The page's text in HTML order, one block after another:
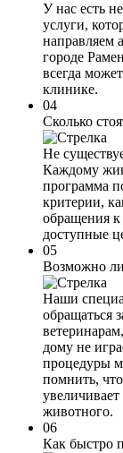
У нас есть
услуги,
направляем
городе
всегда
клинике.
04
Сколько
Не
Каждому
программа
критерии,
обращения
доступные
05
Возможно
Наши
обращаться
дому не
процедуры
помнить,
животного.
06
Как быстро